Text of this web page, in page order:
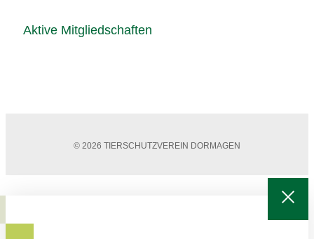
Aktive Mitgliedschaften
© 2026 TIERSCHUTZVEREIN DORMAGEN